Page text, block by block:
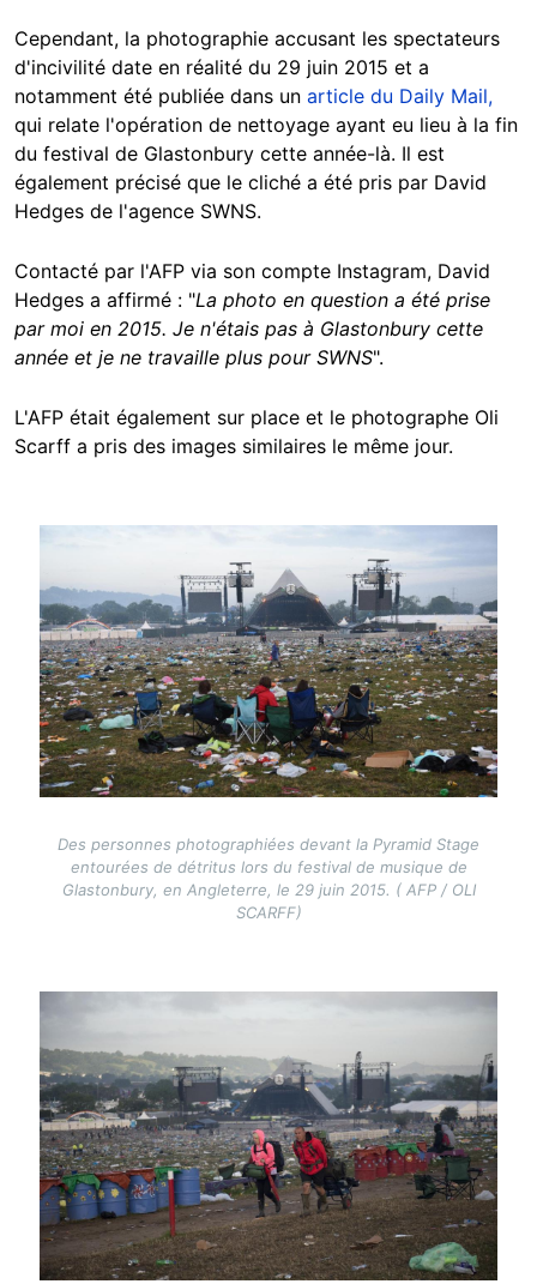
Cependant, la photographie accusant les spectateurs
d'incivilité date en réalité du 29 juin 2015 et a
notamment été publiée dans un article du Daily Mail,
qui relate l'opération de nettoyage ayant eu lieu à la fin
du festival de Glastonbury cette année-là. Il est
également précisé que le cliché a été pris par David
Hedges de l'agence SWNS.
Contacté par l'AFP via son compte Instagram, David
Hedges a affirmé : "La photo en question a été prise
par moi en 2015. Je n'étais pas à Glastonbury cette
année et je ne travaille plus pour SWNS".
L'AFP était également sur place et le photographe Oli
Scarff a pris des images similaires le même jour.
Des personnes photographiées devant la Pyramid Stage
entourées de détritus lors du festival de musique de
Glastonbury, en Angleterre, le 29 juin 2015. ( AFP / OLI
SCARFF)